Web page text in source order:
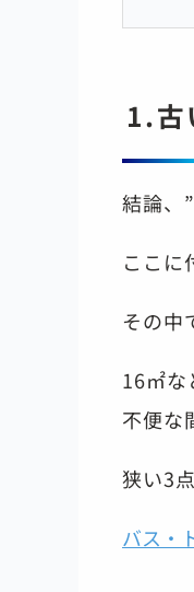
1.古
結論、”
ここに
その中
16㎡な
不便な
狭い3
バス・